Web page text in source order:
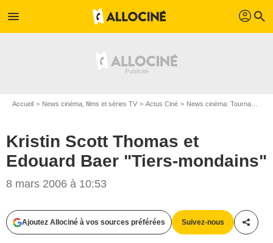
menu profil search
Accueil News cinéma, films et séries TV Actus Ciné News cinéma: Tournages
Kristin Scott Thomas et
Edouard Baer "Tiers-mondains"
8 mars 2006 à 10:53
Ajoutez Allociné à vos sources préférées Suivez-nous